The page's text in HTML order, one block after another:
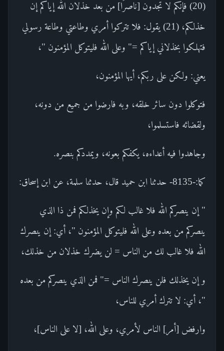
(20) فإنكم لا تجدون [ناصرًا] من بعد خذلان الله إياكم إن
خذلكم، (21) يقول: فلا تتركوا أمري وطاعتي وطاعة رسولي
فتهلكوا بخذلاني إياكم =" وعلى الله فليتوكل المؤمنون "،
يعني: ولكن على ربكم، أيها المؤمنون،
فتوكلوا دون سائر خلقه، وبه فارضوا من جميع من دونه،
ولقضائه فاستسلموا،
وجاهدوا فيه أعداءه، يكفكم بعونه، ويمددكم بنصره.
كما:-8135- حدثنا ابن حميد قال، حدثنا سلمة، عن ابن إسحاق:
" إن ينصركم الله فلا غالب لكم وإن يخذلكم فمن ذا الذي
ينصركم من بعده وعلى الله فليتوكل المؤمنون "، أي: إن ينصرك
الله فلا غالب لك من الناس = لن يضرك خذلان من خذلك،
و إن يخذلك فلن ينصرك الناس =" فمن الذي ينصركم من بعده
"، أي: لا تترك أمري للناس،
وارفض [أمر] الناس لأمري، وعلى الله، [لا على الناس]،